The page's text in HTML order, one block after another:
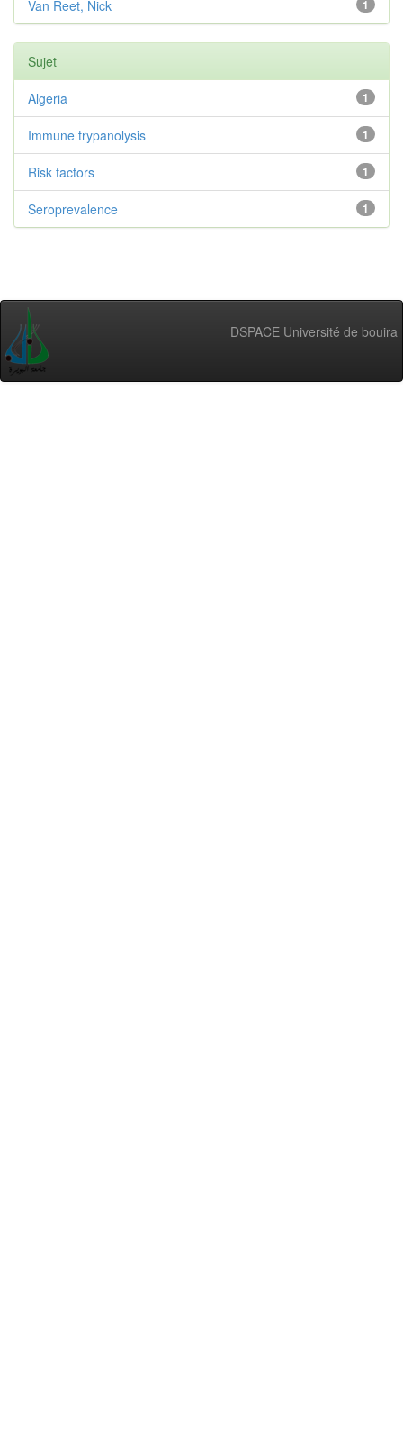
1
Van Reet, Nick
Sujet
1
Algeria
1
Immune trypanolysis
1
Risk factors
1
Seroprevalence
DSPACE Université de bouira